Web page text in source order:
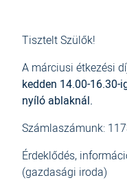
Tisztelt Szülők!
A márciusi étkezési
kedden 14.00-16.30-
nyíló ablaknál.
Számlaszámunk:
Érdeklődés,
(gazdasági iroda)